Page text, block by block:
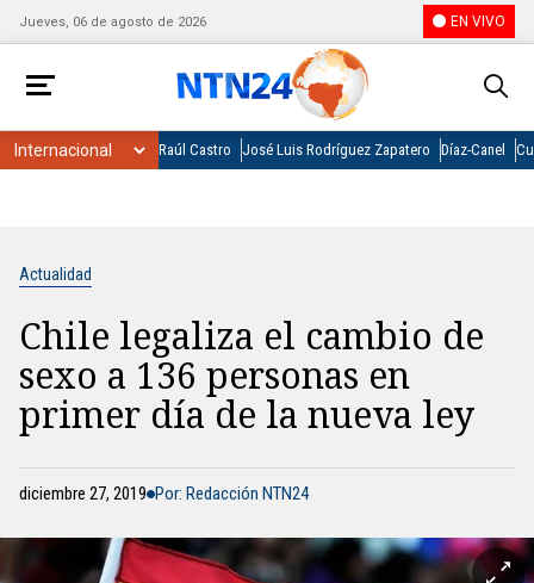
Jueves, 06 de agosto de 2026 EN VIVO
Raúl Castro José Luis Rodríguez Zapatero Díaz-Canel
Actualidad
Chile legaliza el cambio de
sexo a 136 personas en
primer día de la nueva ley
diciembre 27, 2019 Por: Redacción NTN24